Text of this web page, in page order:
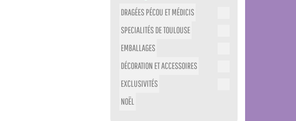
DRAGÉES PÉCOU ET MÉDICIS
SPECIALITÉS DE TOULOUSE
EMBALLAGES
DÉCORATION ET ACCESSOIRES
EXCLUSIVITÉS
NOËL